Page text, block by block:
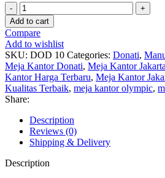
Meja
Kantor
Donati
DOD
10
quantity
Add to cart
Compare
Add to wishlist
SKU: DOD 10 Categories: Donati,
Meja Kantor Donati, Meja Kantor Jakarta
Kantor Harga Terbaru, Meja Kantor
Kualitas Terbaik, meja kantor olympic,
Share:
Description
Reviews (0)
Shipping & Delivery
Description